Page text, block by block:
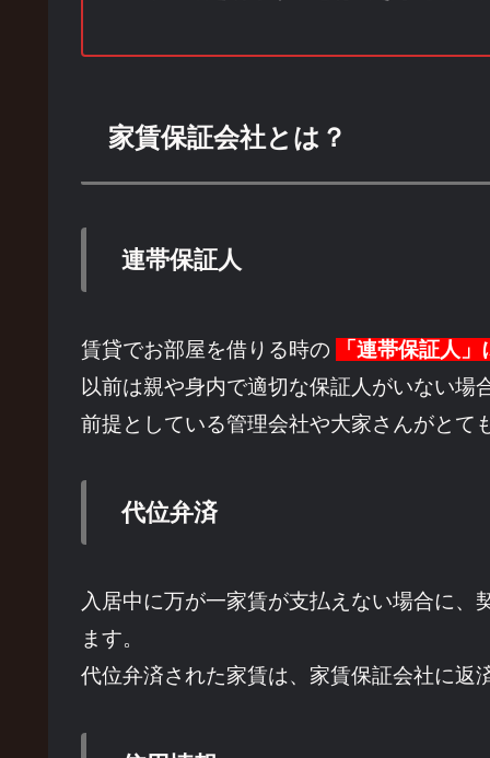
家賃保証会社とは？
連帯保証人
賃貸でお部屋を借りる時の
「連帯保証人
以前は親や身内で適切な保証人がいない
前提としている管理会社や大家さんがとて
代位弁済
入居中に万が一家賃が支払えない場合に
ます。
代位弁済された家賃は、家賃保証会社に返